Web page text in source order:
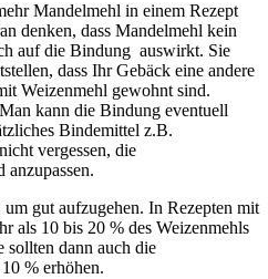
Mandelmehl in einem Rezept
denken, dass Mandelmehl kein
auf die Bindung auswirkt. Sie
dass Ihr Gebäck eine andere
Weizenmehl gewohnt sind.
kann die Bindung eventuell
Bindemittel z.B.
vergessen, die
anzupassen.
gut aufzugehen. In Rezepten mit
als 10 bis 20 % des Weizenmehls
sollten dann auch die
% erhöhen.